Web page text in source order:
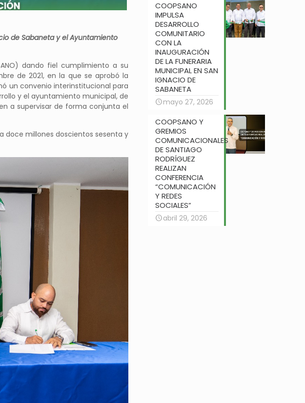
de Sabaneta y el Ayuntamiento
dando fiel cumplimiento a su
de 2021, en la que se aprobó la
un convenio interinstitucional para
y el ayuntamiento municipal, de
a supervisar de forma conjunta el
doce millones doscientos sesenta y
COOPSANO
IMPULSA
DESARROLLO
COMUNITARIO
CON LA
INAUGURACIÓN
DE LA FUNERARIA
MUNICIPAL EN SAN
IGNACIO DE
SABANETA
mayo 27, 2026
COOPSANO Y
GREMIOS
COMUNICACIONALES
DE SANTIAGO
RODRÍGUEZ
REALIZAN
CONFERENCIA
“COMUNICACIÓN
Y REDES
SOCIALES”
abril 29, 2026